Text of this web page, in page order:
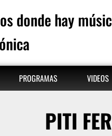
donde hay
PROGRAMAS VIDEOS
PITI